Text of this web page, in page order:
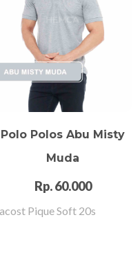
Polo Polos Abu Misty
Muda
Rp. 60.000
Pique Soft 20s